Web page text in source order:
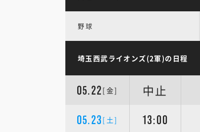
野球
埼玉西武ライオンズ(2軍)の日程
05.22 [金] 中止
05.23 [土] 13:00